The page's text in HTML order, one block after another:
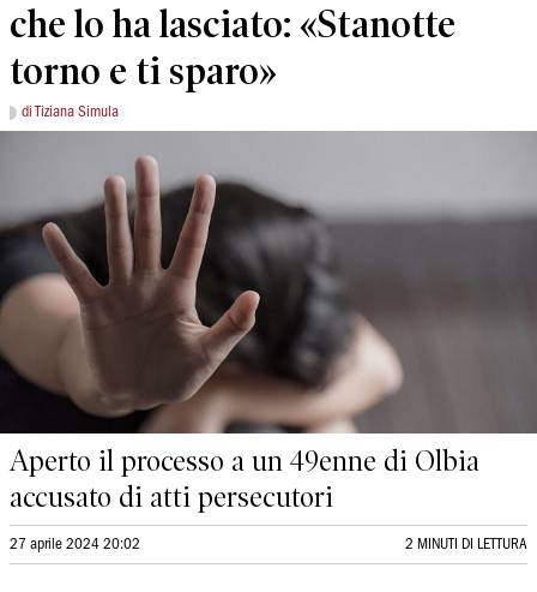
che lo ha lasciato: «Stanotte
torno e ti sparo»
di Tiziana Simula
Aperto il processo a un 49enne di Olbia
accusato di atti persecutori
27 aprile 2024 20:02 2 MINUTI DI LETTURA